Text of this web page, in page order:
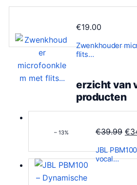
€19.00
Zwenkhouder
flits…
erzicht van
producten
– 13% €39.99 O
r
€
JBL
vocal…